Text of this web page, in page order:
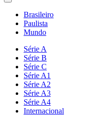
Brasileiro
Paulista
Mundo
Série A
Série B
Série C
Série A1
Série A2
Série A3
Série A4
Internacional